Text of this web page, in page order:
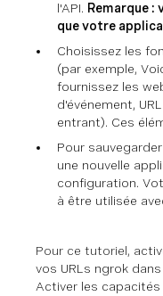
l'API. Remarque
que votre
Choisissez les
(par exemple,
fournissez les
d'événement,
entrant). Ces
Pour
une nouvelle
configuration.
à être utilisée
Pour ce tutoriel,
vos URLs ngrok
Activer les